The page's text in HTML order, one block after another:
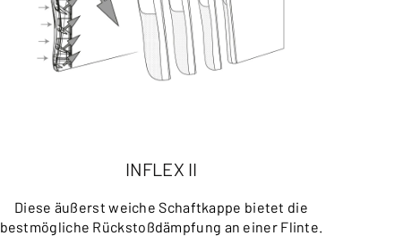
INFLEX II
Diese äußerst weiche Schaftkappe bietet die
bestmögliche Rückstoßdämpfung an einer Flinte.